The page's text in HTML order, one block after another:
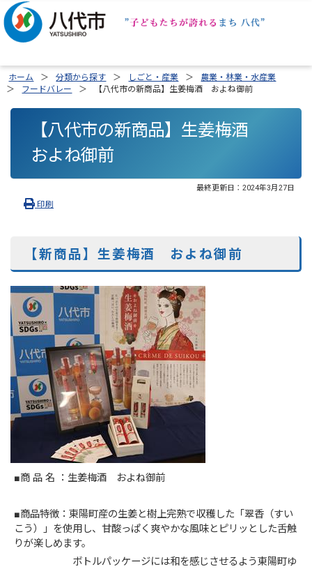
ホーム 分類から探す しごと・産業
農業・林業・水産業
フードバレー
【八代市の新商品】生姜梅酒 およね御前
【八代市の新商品】生姜梅酒
およね御前
最終更新日： 2024年3月27日
印刷
【新商品】生姜梅酒 およね御前
■商 品 名 ：生姜梅酒 およね御前
■商品特徴：東陽町産の生姜と樹上完熟で収穫した「翠香（すい
こう）」を使用し、甘酸っぱく爽やかな風味とピリッとした舌触
りが楽しめます。
ボトルパッケージには和を感じさせるよう東陽町ゆ